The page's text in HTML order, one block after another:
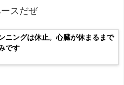
スだぜ
ニングは休止。心臓が休まるまで
です